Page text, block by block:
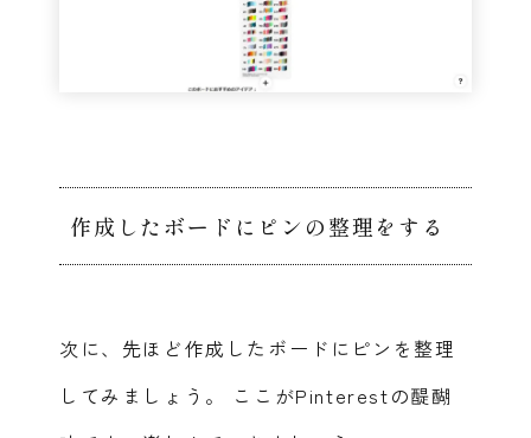
作成したボードにピンの整理をする
次に、先ほど作成したボードにピンを整理
してみましょう。
ここがPinterestの醍醐